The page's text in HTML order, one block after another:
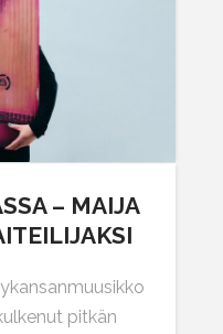
– MAIJA
pitkän